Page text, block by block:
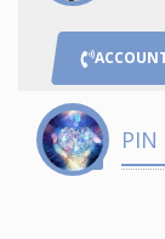
PIN